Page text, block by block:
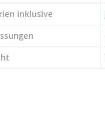
inklusive